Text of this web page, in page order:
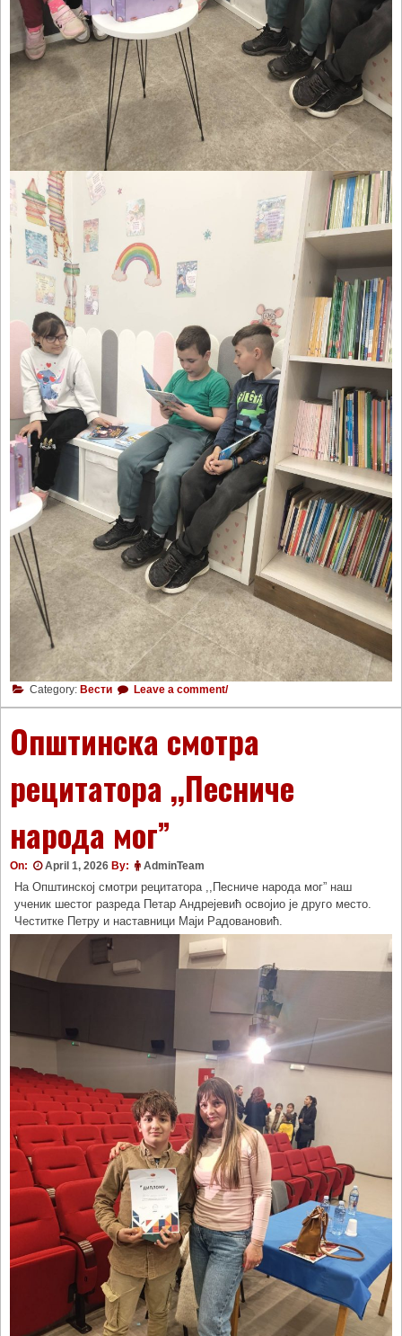
Category: Вести Leave a comment/
Општинска смотра
рецитатора ,,Песниче
народа мог”
On: April 1, 2026 By: AdminTeam
На Општинској смотри рецитатора ,,Песниче народа мог” наш
ученик шестог разреда Петар Андрејевић освојио је друго место.
Честитке Петру и наставници Маји Радовановић.